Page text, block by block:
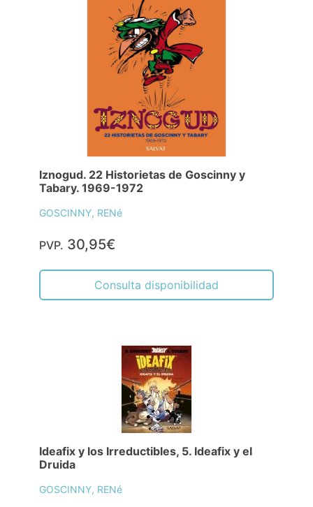
Iznogud. 22 Historietas de Goscinny y
Tabary. 1969-1972
GOSCINNY, RENé
PVP. 30,95€
Consulta disponibilidad
Ideafix y los Irreductibles, 5. Ideafix y el
Druida
GOSCINNY, RENé